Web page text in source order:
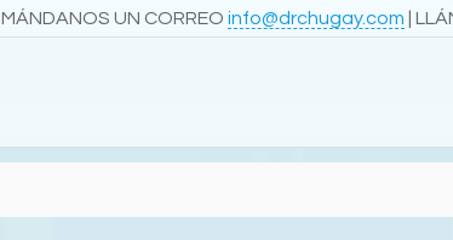
MÁNDANOS UN CORREOinfo@drchugay.com |